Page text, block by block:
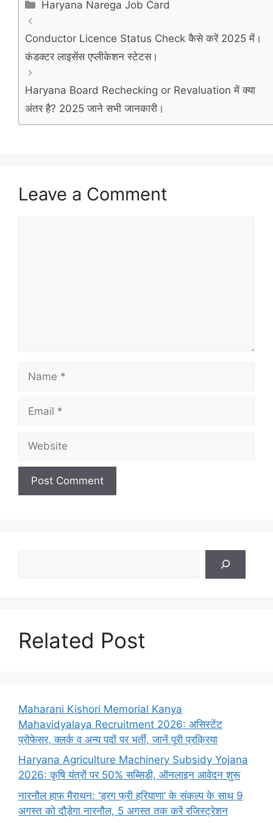
Categories
Haryana Narega Job Card
Conductor Licence Status Check कैसे करें 2025 में।
कंडक्टर लाइसेंस एप्लीकेशन स्टेटस।
Haryana Board Rechecking or Revaluation में क्या
अंतर है? 2025 जाने सभी जानकारी।
Leave a Comment
Related Post
Maharani Kishori Memorial Kanya
Mahavidyalaya Recruitment 2026: असिस्टेंट
प्रोफेसर, क्लर्क व अन्य पदों पर भर्ती, जानें पूरी प्रक्रिया
Haryana Agriculture Machinery Subsidy Yojana
2026: कृषि यंत्रों पर 50% सब्सिडी, ऑनलाइन आवेदन शुरू
नारनौल हाफ मैराथन: ‘ड्रग फ्री हरियाणा’ के संकल्प के साथ 9
अगस्त को दौड़ेगा नारनौल, 5 अगस्त तक करें रजिस्ट्रेशन